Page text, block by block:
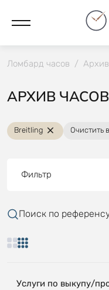
Ломбард часов /
АРХИВ ЧАСОВ
Breitling Очистить
Фильтр
Поиск по
Услуги по выкупу/